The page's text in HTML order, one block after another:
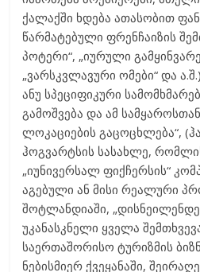
ქალაქში ხდება ათასობით
წარმატებული ფრენჩაიზის
პოტერი“, „იურული
„ვარსკვლავური ომები“ და
ანუ სპეციფიკური
გამოშვება და ამ
ლოკაციების გაცოცხლება“,
ჰოგვარტსის სასახლე,
„იუნივერსალ ფიქჩერსის“
აგებული ან მისი რეალური
შოტლანდიაში,
უკანასკნელი ყველა
საერთაშორისო ტურიზმის
ნებისმიერ ქვეყანაში,